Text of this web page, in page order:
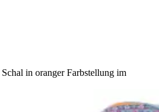
Schal in oranger Farbstellung im